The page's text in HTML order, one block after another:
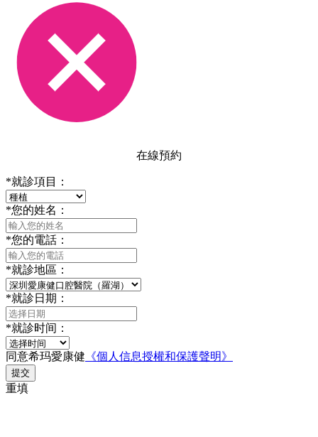
在線預約
*就診項目：
*您的姓名：
*您的電話：
*就診地區：
*就診日期：
*就診时间：
同意希玛愛康健 《個人信息授權和保護聲明》
提交
重填